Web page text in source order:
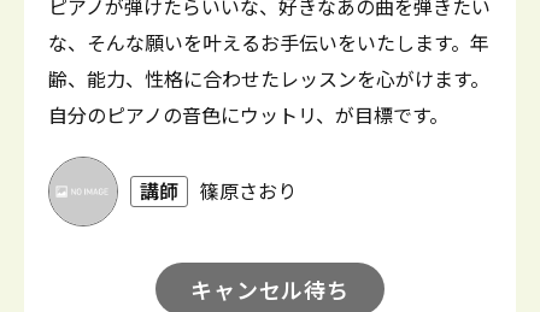
ピアノが弾けたらいいな、好きなあの曲を弾きたい
な、そんな願いを叶えるお手伝いをいたします。年
齢、能力、性格に合わせたレッスンを心がけます。
自分のピアノの音色にウットリ、が目標です。
講師 篠原さおり
キャンセル待ち